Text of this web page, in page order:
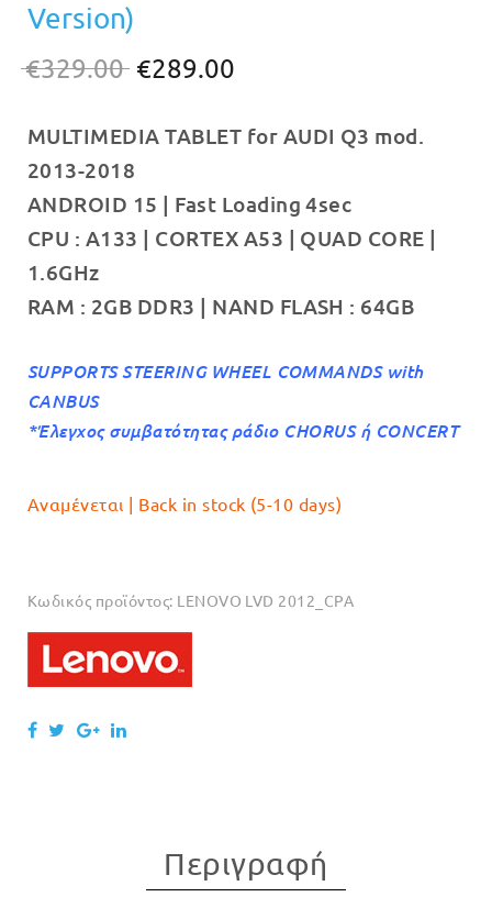
Version)
€329.00 Original
was:
€289.00
τιμή
€289.00.
MULTIMEDIA TABLET for AUDI Q3 mod.
2013-2018
ANDROID 15 | Fast Loading 4sec
CPU : A133 | CORTEX A53 | QUAD CORE |
1.6GHz
RAM : 2GB DDR3 | NAND FLASH : 64GB
SUPPORTS STEERING WHEEL COMMANDS with
CANBUS
*Έλεγχος συμβατότητας ράδιο CHORUS ή CONCERT
Αναμένεται | Back in stock (5-10 days)
Κωδικός προϊόντος: LENOVO LVD 2012_CPA
Περιγραφή